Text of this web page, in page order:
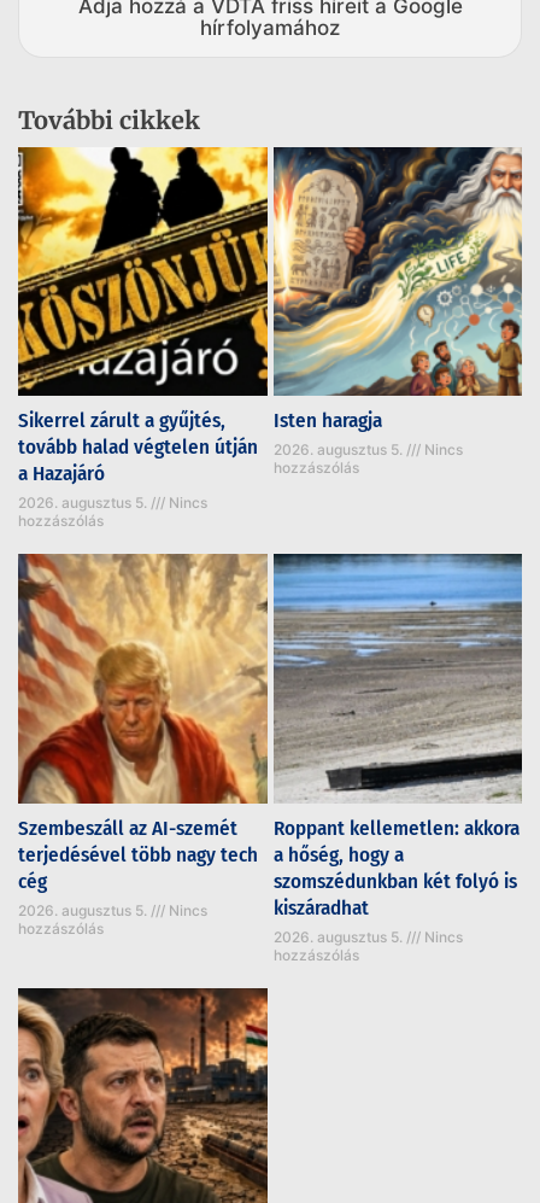
Adja hozzá a VDTA friss híreit a Google
hírfolyamához
További cikkek
Sikerrel zárult a gyűjtés,
tovább halad végtelen útján
a Hazajáró
2026. augusztus 5.
Nincs
hozzászólás
Isten haragja
2026. augusztus 5.
Nincs
hozzászólás
Szembeszáll az AI-szemét
terjedésével több nagy tech
cég
2026. augusztus 5.
Nincs
hozzászólás
Roppant kellemetlen: akkora
a hőség, hogy a
szomszédunkban két folyó is
kiszáradhat
2026. augusztus 5.
Nincs
hozzászólás